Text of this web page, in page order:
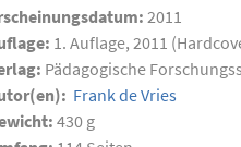
2011
1. Auflage, 2011
Pädagogische
Frank de Vries
430 g